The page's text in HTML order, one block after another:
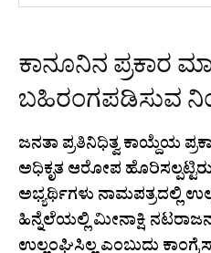
ಕಾನೂನಿನ ಪ್ರಕಾರ
ಬಹಿರಂಗಪಡಿಸುವ
ಜನತಾ ಪ್ರತಿನಿಧಿತ್ವ ಕಾಯ್ದೆಯ
ಅಧಿಕೃತ ಆರೋಪ
ಅಭ್ಯರ್ಥಿಗಳು ನಾಮಪತ್ರದಲ್ಲಿ
ಹಿನ್ನೆಲೆಯಲ್ಲಿ ಮೀನಾಕ್ಷಿ